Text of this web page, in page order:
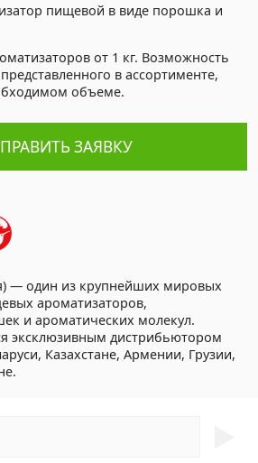
пищевой в виде порошка и
от 1 кг. Возможность
в ассортименте,
объеме.
ЗАЯВКУ
— один из крупнейших мировых
ароматизаторов,
и ароматических молекул.
эксклюзивным дистрибьютором
Казахстане, Армении, Грузии,